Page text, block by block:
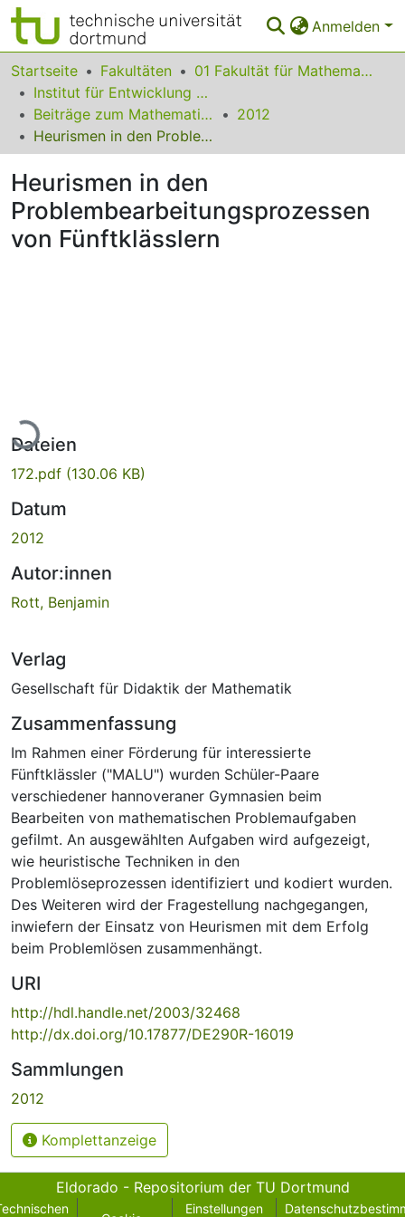
Anmelden
Bereiche & Sammlungen
Das gesamte Repositorium
Statistiken
FAQ
Leitlinien
Zurück zur Startseite
Startseite Fakultäten
01 Fakultät für Mathematik
Institut für Entwicklung und Erforschung des Mathematikunterrichts
Beiträge zum Mathematikunterricht
2012
Heurismen in den Problembearbeitungsprozessen von Fünftklässlern
Heurismen in den
Problembearbeitungsprozessen
von Fünftklässlern
Lade...
Dateien
172.pdf (130.06 KB)
Datum
2012
Autor:innen
Rott, Benjamin
Verlag
Gesellschaft für Didaktik der Mathematik
Zusammenfassung
Im Rahmen einer Förderung für interessierte
Fünftklässler ("MALU") wurden Schüler-Paare
verschiedener hannoveraner Gymnasien beim
Bearbeiten von mathematischen Problemaufgaben
gefilmt. An ausgewählten Aufgaben wird aufgezeigt,
wie heuristische Techniken in den
Problemlöseprozessen identifiziert und kodiert wurden.
Des Weiteren wird der Fragestellung nachgegangen,
inwiefern der Einsatz von Heurismen mit dem Erfolg
beim Problemlösen zusammenhängt.
URI
http://hdl.handle.net/2003/32468
http://dx.doi.org/10.17877/DE290R-16019
Sammlungen
2012
Komplettanzeige
Eldorado - Repositorium der TU Dortmund
Einstellungen